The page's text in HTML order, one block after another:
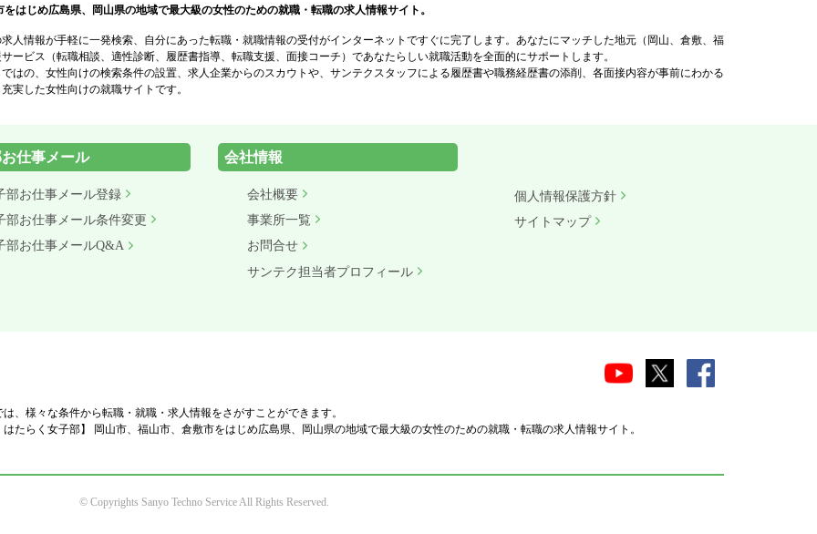
はじめ広島県、岡山県の地域で最大級の女性のための就職・転職の求人情報サイト。
人情報が手軽に一発検索、自分にあった転職・就職情報の受付がインターネットですぐに完了します。あなたにマッチした地元（岡山、倉敷、福
ービス（転職相談、適性診断、履歴書指導、転職支援、面接コーチ）であなたらしい就職活動を全面的にサポートします。
はの、女性向けの検索条件の設置、求人企業からのスカウトや、サンテクスタッフによる履歴書や職務経歴書の添削、各面接内容が事前にわかる
実した女性向けの就職サイトです。
仕事メール
部お仕事メール登録
部お仕事メール条件変更
部お仕事メールQ&A
会社情報
会社概要
事業所一覧
お問合せ
サンテク担当者プロフィール
個人情報保護方針
サイトマップ
、様々な条件から転職・就職・求人情報をさがすことができます。
たらく女子部】 岡山市、福山市、倉敷市をはじめ広島県、岡山県の地域で最大級の女性のための就職・転職の求人情報サイト。
© Copyrights Sanyo Techno Service All Rights Reserved.